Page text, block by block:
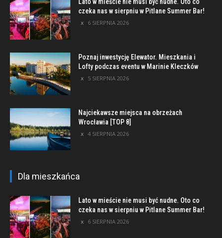
czeka nas w sierpniu w Pitlane Summer Bar!
6 SIERPNIA 2026
Poznaj inwestycję Elewator. Mieszkania i
Lofty podczas eventu w Marinie Kleczków
5 SIERPNIA 2026
Najciekawsze miejsca na obrzeżach
Wrocławia [TOP 8]
4 SIERPNIA 2026
Dla mieszkańca
Lato w mieście nie musi być nudne. Oto co
czeka nas w sierpniu w Pitlane Summer Bar!
6 SIERPNIA 2026